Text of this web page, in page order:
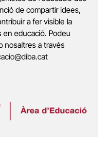
de compartir idees,
a fer visible la
en educació. Podeu
nosaltres a través